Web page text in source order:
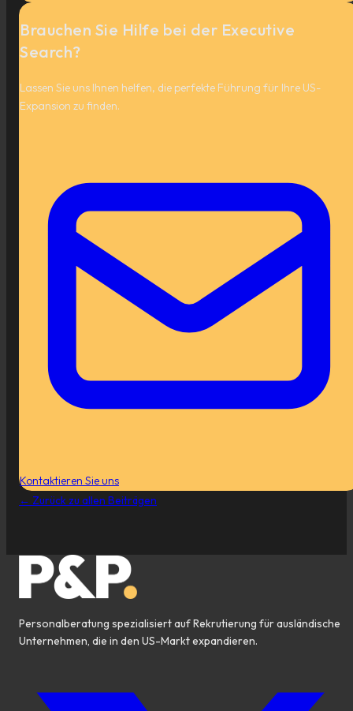
Brauchen Sie Hilfe bei der Executive
Search?
Lassen Sie uns Ihnen helfen, die perfekte Führung für Ihre US-
Expansion zu finden.
Kontaktieren Sie uns
← Zurück zu allen Beiträgen
Personalberatung spezialisiert auf Rekrutierung für ausländische
Unternehmen, die in den US-Markt expandieren.